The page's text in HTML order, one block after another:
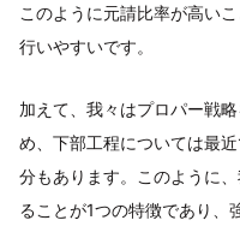
このように元請比率が高い
行いやすいです。
加えて、我々はプロパー戦
め、下部工程については最
分もあります。このように
ることが1つの特徴であり、